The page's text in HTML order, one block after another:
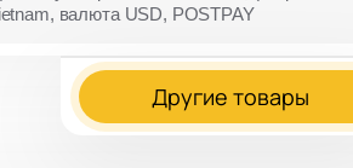
валюта USD, POSTPAY
Другие товары